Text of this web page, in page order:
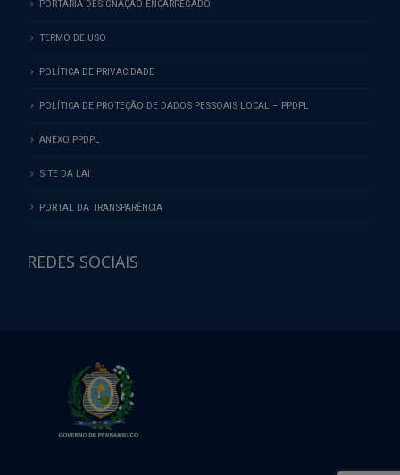
PORTARIA DESIGNAÇÃO ENCARREGADO
TERMO DE USO
POLÍTICA DE PRIVACIDADE
POLÍTICA DE PROTEÇÃO DE DADOS PESSOAIS LOCAL – PPDPL
ANEXO PPDPL
SITE DA LAI
PORTAL DA TRANSPARÊNCIA
REDES SOCIAIS